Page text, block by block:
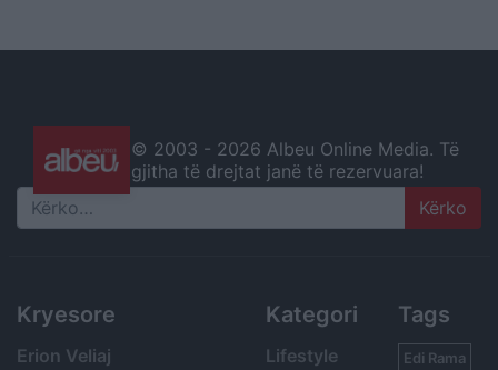
© 2003 - 2026 Albeu Online Media. Të
gjitha të drejtat janë të rezervuara!
Search
Kryesore
Erion Veliaj
Kategori
Lifestyle
Tags
Edi Rama